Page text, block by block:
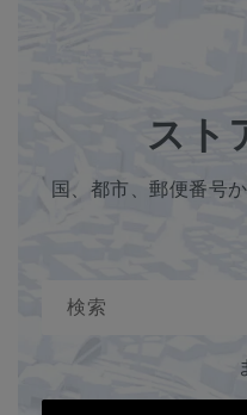
スト
国、都市、郵便番号